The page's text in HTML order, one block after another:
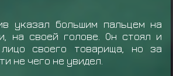
указал большим пальцем на
на своей голове. Он стоял и
лицо своего товарища, но за
не чего не увидел.